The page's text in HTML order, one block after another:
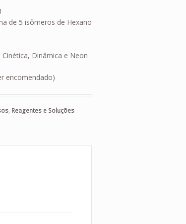
de 5 isômeros de Hexano
Dinâmica e Neon
encomendado)
, Reagentes e Soluções